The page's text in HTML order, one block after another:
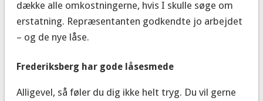
dække alle omkostningerne, hvis I skulle søge om
erstatning. Repræsentanten godkendte jo arbejdet
– og de nye låse.
Frederiksberg har gode låsesmede
Alligevel, så føler du dig ikke helt tryg. Du vil gerne